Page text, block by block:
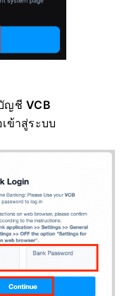
บัญชีVCB
ข้าสู่ระบบ